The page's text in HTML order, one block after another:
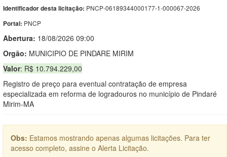
Identificador desta licitação: PNCP-06189344000177-1-000067-2026
Portal: PNCP
Abertura: 18/08/2026 09:00
Orgão: MUNICIPIO DE PINDARE MIRIM
Valor: R$ 10.794.229,00
Registro de preço para eventual contratação de empresa
especializada em reforma de logradouros no município de Pindaré
Mirim-MA
Obs: Estamos mostrando apenas algumas licitações. Para ter
acesso completo, assine o Alerta Licitação.